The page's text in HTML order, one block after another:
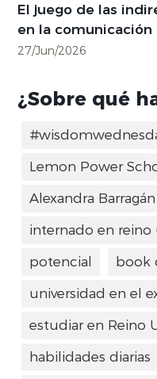
El juego de las
en la comunicación
27/Jun/2026
¿Sobre qué
Lemon Power
Alexandra Barragán
internado en reino
potencial
book
universidad en el
estudiar en Reino
habilidades diarias